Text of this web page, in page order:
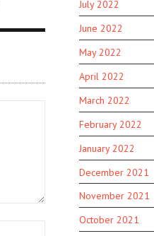
July 2022
June 2022
May 2022
April 2022
March 2022
February 2022
January 2022
December 2021
November 2021
October 2021